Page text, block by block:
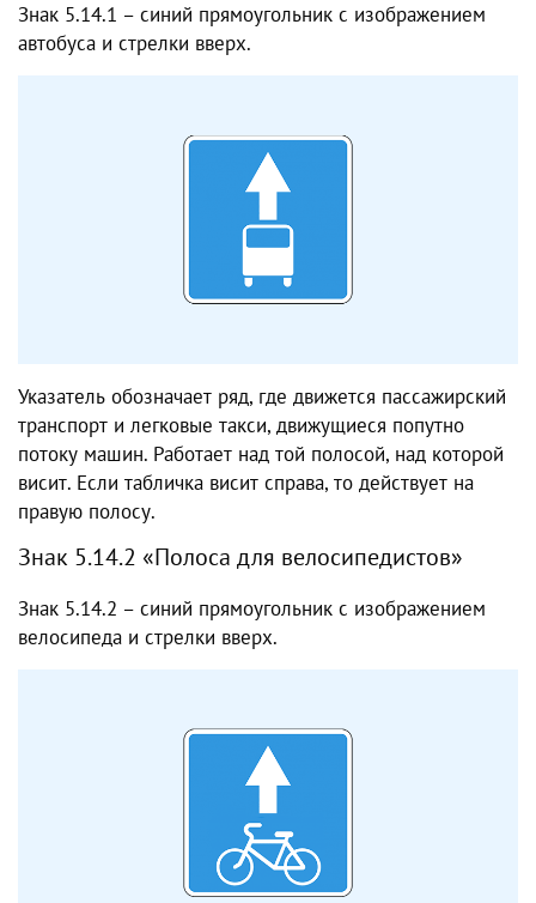
Знак 5.14.1 – синий прямоугольник с изображением
автобуса и стрелки вверх.
Указатель обозначает ряд, где движется пассажирский
транспорт и легковые такси, движущиеся попутно
потоку машин. Работает над той полосой, над которой
висит. Если табличка висит справа, то действует на
правую полосу.
Знак 5.14.2 «Полоса для велосипедистов»
Знак 5.14.2 – синий прямоугольник с изображением
велосипеда и стрелки вверх.